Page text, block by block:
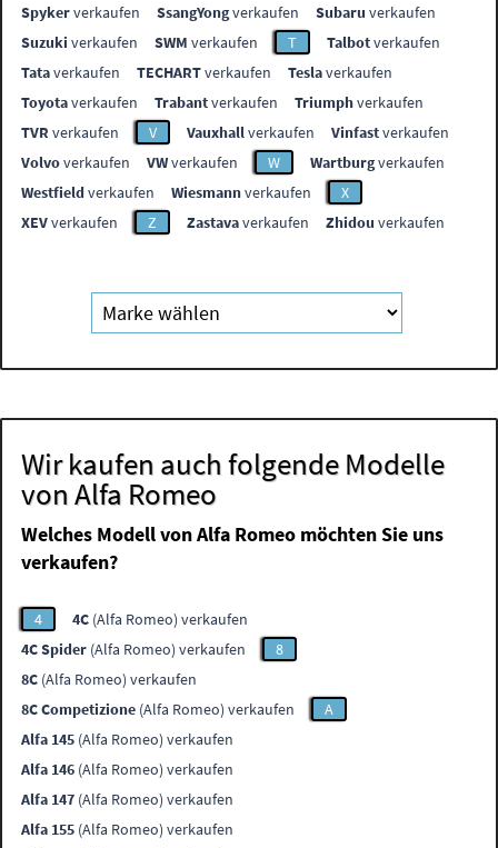
Spykerverkaufen SsangYongverkaufen Subaru verkaufen
Suzuki verkaufen SWM verkaufen T Talbotverkaufen
Tataverkaufen TECHARTverkaufen Teslaverkaufen
Toyotaverkaufen Trabantverkaufen Triumphverkaufen
TVR verkaufen V Vauxhallverkaufen Vinfastverkaufen
Volvoverkaufen VWverkaufen W Wartburgverkaufen
Westfieldverkaufen Wiesmannverkaufen
X
XEVverkaufen Z Zastavaverkaufen Zhidou verkaufen
Wir kaufen auch folgende Modelle
von Alfa Romeo
Welches Modell von Alfa Romeo möchten Sie uns
verkaufen?
4 4C (Alfa Romeo) verkaufen
4C Spider (Alfa Romeo) verkaufen
8
8C (Alfa Romeo) verkaufen
8C Competizione (Alfa Romeo) verkaufen
A
Alfa 145 (Alfa Romeo) verkaufen
Alfa 146 (Alfa Romeo) verkaufen
Alfa 147 (Alfa Romeo) verkaufen
Alfa 155 (Alfa Romeo) verkaufen